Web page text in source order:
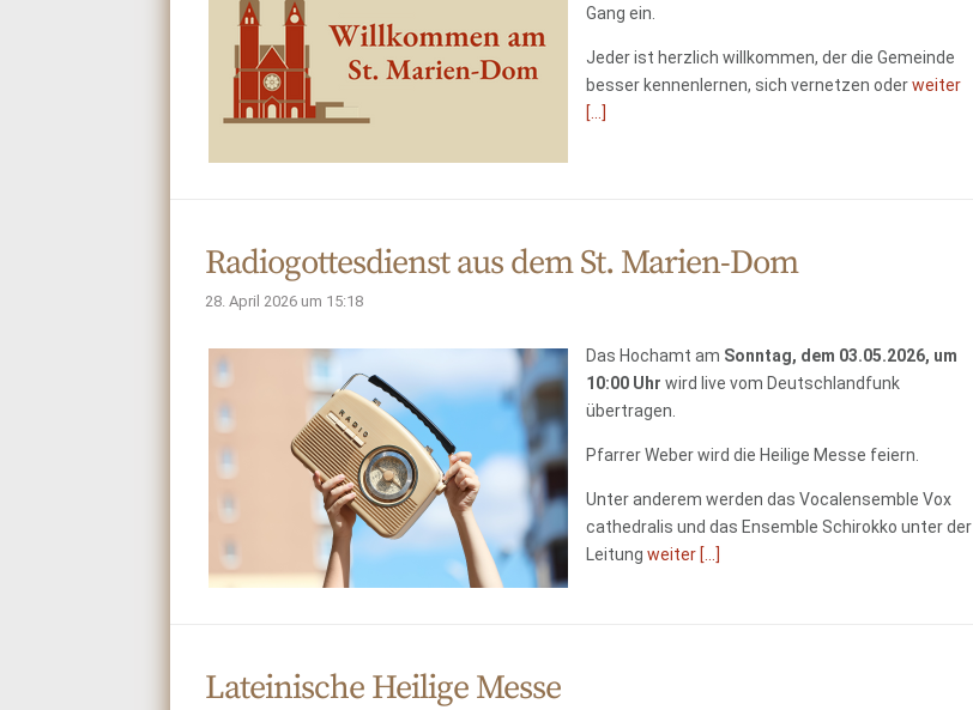
Gang ein.
Jeder ist herzlich willkommen, der die Gemeinde
besser kennenlernen, sich vernetzen oderweiter
[...]
Radiogottesdienst aus dem St. Marien-Dom
28. April 2026 um 15:18
Das Hochamt am Sonntag, dem 03.05.2026, um
10:00 Uhr wird live vom Deutschlandfunk
übertragen.
Pfarrer Weber wird die Heilige Messe feiern.
Unter anderem werden das Vocalensemble Vox
cathedralis und das Ensemble Schirokko unter der
Leitung weiter [...]
Lateinische Heilige Messe